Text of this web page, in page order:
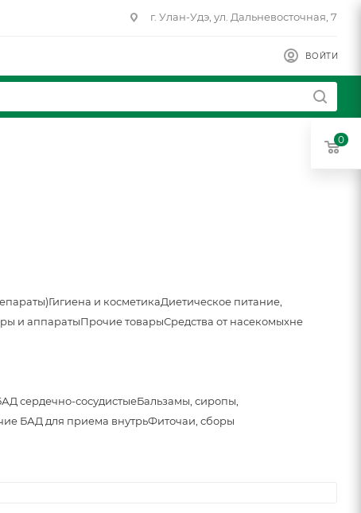
г. Улан-Удэ, ул. Дальневосточная, 7
ВОЙТИ
Гигиена и косметикаДиетическое питание,
и аппаратыПрочие товарыСредства от насекомыхне
сердечно-сосудистыеБальзамы, сиропы,
БАД для приема внутрьФиточаи, сборы
0